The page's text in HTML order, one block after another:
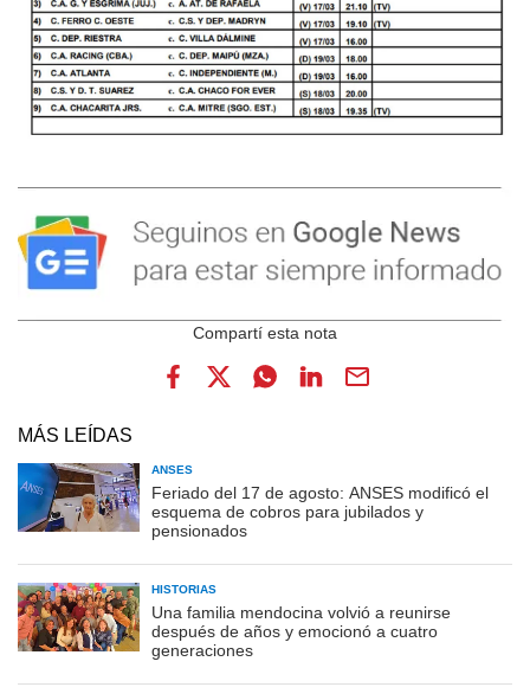
MÁS LEÍDAS
ANSES
Feriado del 17 de agosto: ANSES modificó el
esquema de cobros para jubilados y
pensionados
HISTORIAS
Una familia mendocina volvió a reunirse
después de años y emocionó a cuatro
generaciones